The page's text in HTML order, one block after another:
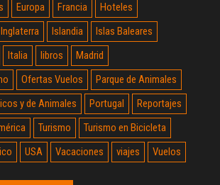
Europa Francia
Hoteles
Inglaterra Islandia
Islas Baleares
Italia libros
Madrid
Ofertas Vuelos
Parque de Animales
y de Animales
Portugal
Reportajes
Turismo
Turismo en Bicicleta
USA Vacaciones viajes Vuelos